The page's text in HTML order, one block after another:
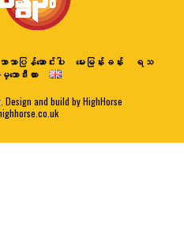
ဘာသာပြန်ဆောင်းပါး မေးမြန်းခန်း
ရသ
ောဒီးယား
and build by HighHorse